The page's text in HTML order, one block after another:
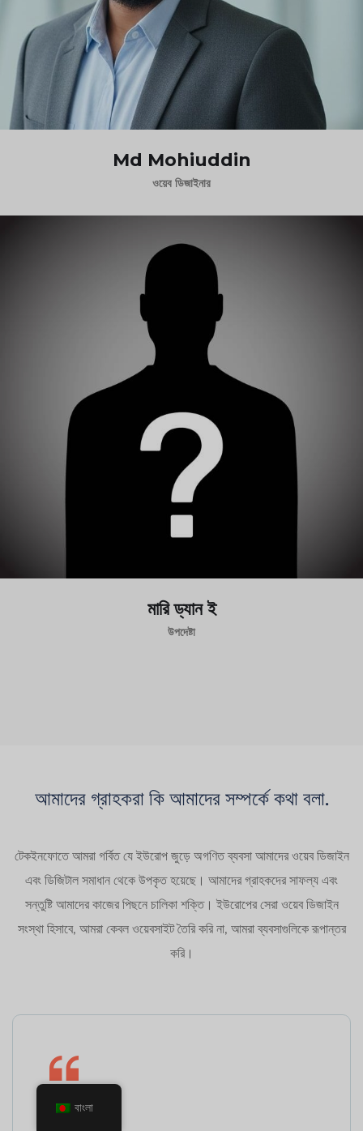
Md Mohiuddin
ওয়েব ডিজাইনার
মারি ড্যান ই
উপদেষ্টা
আমাদের গ্রাহকরা কি আমাদের সম্পর্কে কথা বলা.
টেকইনফোতে আমরা গর্বিত যে ইউরোপ জুড়ে অগণিত ব্যবসা আমাদের ওয়েব ডিজাইন
এবং ডিজিটাল সমাধান থেকে উপকৃত হয়েছে। আমাদের গ্রাহকদের সাফল্য এবং
সন্তুষ্টি আমাদের কাজের পিছনে চালিকা শক্তি। ইউরোপের সেরা ওয়েব ডিজাইন
সংস্থা হিসাবে, আমরা কেবল ওয়েবসাইট তৈরি করি না, আমরা ব্যবসাগুলিকে রূপান্তর
করি।
Wonderful!
বাংলা